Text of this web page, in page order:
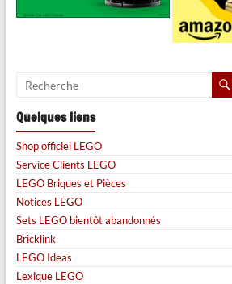
Quelques liens
Shop officiel LEGO
Service Clients LEGO
LEGO Briques et Pièces
Notices LEGO
Sets LEGO bientôt abandonnés
Bricklink
LEGO Ideas
Lexique LEGO